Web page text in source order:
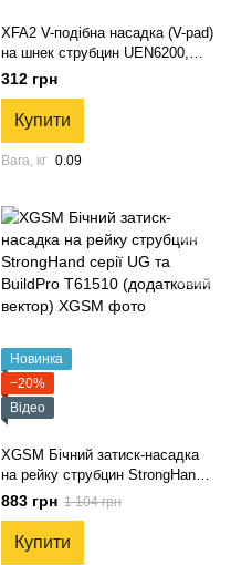
XFA2 V-подібна насадка (V-pad)
на шнек струбцин UEN6200,
T61405, T61510 та струбцин
StrongHand серій UE, UF, UG
312 грн
Купити
Вага, кг 0.09
Новинка
−20%
Відео
XGSM Бічний затиск-насадка
на рейку струбцин StrongHand
серії UG та BuildPro T61510
(додатковий вектор)
883 грн 1 104 грн
Купити